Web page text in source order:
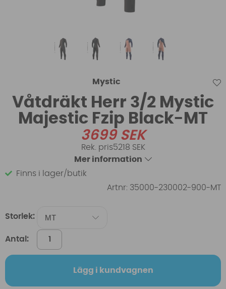
Mystic
Våtdräkt Herr 3/2 Mystic
Majestic Fzip Black-MT
3699SEK
5218 SEK
Mer information
Finns i lager/butik
Artnr: 35000-230002-900-MT
Storlek:
Antal:
Lägg i kundvagnen